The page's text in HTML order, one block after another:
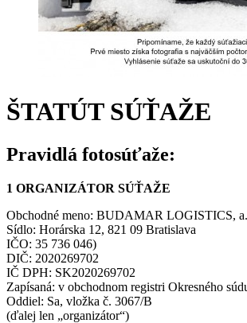
ŠTATÚT SÚŤAŽE
Pravidlá fotosúťaže:
1 ORGANIZÁTOR SÚŤAŽE
Obchodné meno: BUDAMAR LOGISTICS,
Sídlo: Horárska 12, 821 09 Bratislava
IČO: 35 736 046)
DIČ: 2020269702
IČ DPH: SK2020269702
Zapísaná: v obchodnom registri Okresného
Oddiel: Sa, vložka č. 3067/B
(ďalej len „organizátor“)